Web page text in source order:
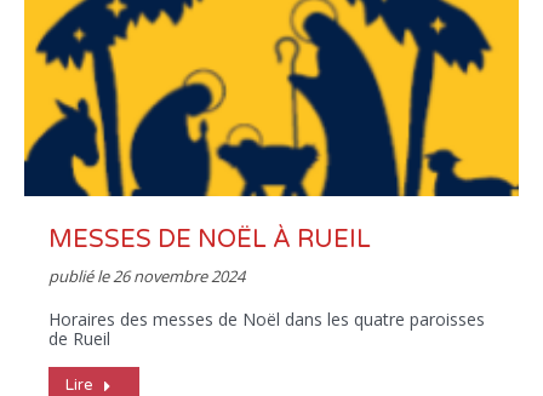
MESSES DE NOËL À RUEIL
publié le26 novembre 2024
Horaires des messes de Noël dans les quatre paroisses
de Rueil
Lire